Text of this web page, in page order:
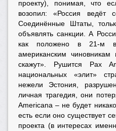
проекту), понимая, что
возопил: «Россия ведёт
Соединённые Штаты,
объявлять санкции. А
как положено в 21-м
американским
скажут». Рушится Pax
национальных «элит»
нежели Эстония,
личная трагедия, они
Americana – не будет
есть если оно существует
проекта (в интересах